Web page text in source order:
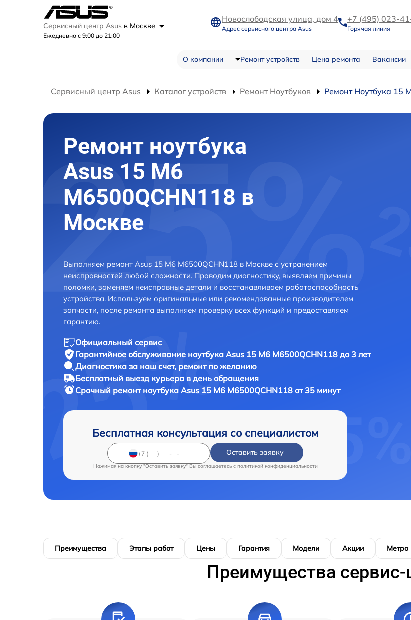
Сервисный центр Asus в Москве
Ежедневно с 9:00 до 21:00
Новослободская улица, дом 4
Адрес сервисного центра Asus
+7 (495) 023-
Горячая линия
О компании Ремонт устройств Цена ремонта Вакансии
Сервисный центр Asus Каталог устройств Ремонт Ноутбуков Ремонт Ноутбука 15
Ремонт ноутбука
Asus 15 M6
M6500QCHN118 в
Москве
Выполняем ремонт Asus 15 M6 M6500QCHN118 в Москве с устранением
неисправностей любой сложности. Проводим диагностику, выявляем причины
поломки, заменяем неисправные детали и восстанавливаем работоспособность
устройства. Используем оригинальные или рекомендованные производителем
запчасти, после ремонта выполняем проверку всех функций и предоставляем
гарантию.
Официальный сервис
Гарантийное обслуживание ноутбука Asus 15 M6 M6500QCHN118 до 3 лет
Диагностика за наш счет, ремонт по желанию
Бесплатный выезд курьера в день обращения
Срочный ремонт ноутбука Asus 15 M6 M6500QCHN118 от 35 минут
Бесплатная консультация со специалистом
Оставить заявку
Нажимая на кнопку "Оставить заявку" Вы соглашаетесь c политикой конфиденциальности
Преимущества Этапы работ Цены Гарантия Модели Акции Метро
Преимущества сервис-